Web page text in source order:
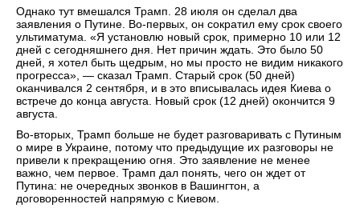
Однако тут вмешался Трамп. 28 июля он сделал два
заявления о Путине. Во-первых, он сократил ему срок своего
ультиматума. «Я установлю новый срок, примерно 10 или 12
дней с сегодняшнего дня. Нет причин ждать. Это было 50
дней, я хотел быть щедрым, но мы просто не видим никакого
прогресса», — сказал Трамп. Старый срок (50 дней)
оканчивался 2 сентября, и в это вписывалась идея Киева о
встрече до конца августа. Новый срок (12 дней) окончится 9
августа.
Во-вторых, Трамп больше не будет разговаривать с Путиным
о мире в Украине, потому что предыдущие их разговоры не
привели к прекращению огня. Это заявление не менее
важно, чем первое. Трамп дал понять, чего он ждет от
Путина: не очередных звонков в Вашингтон, а
договоренностей напрямую с Киевом.